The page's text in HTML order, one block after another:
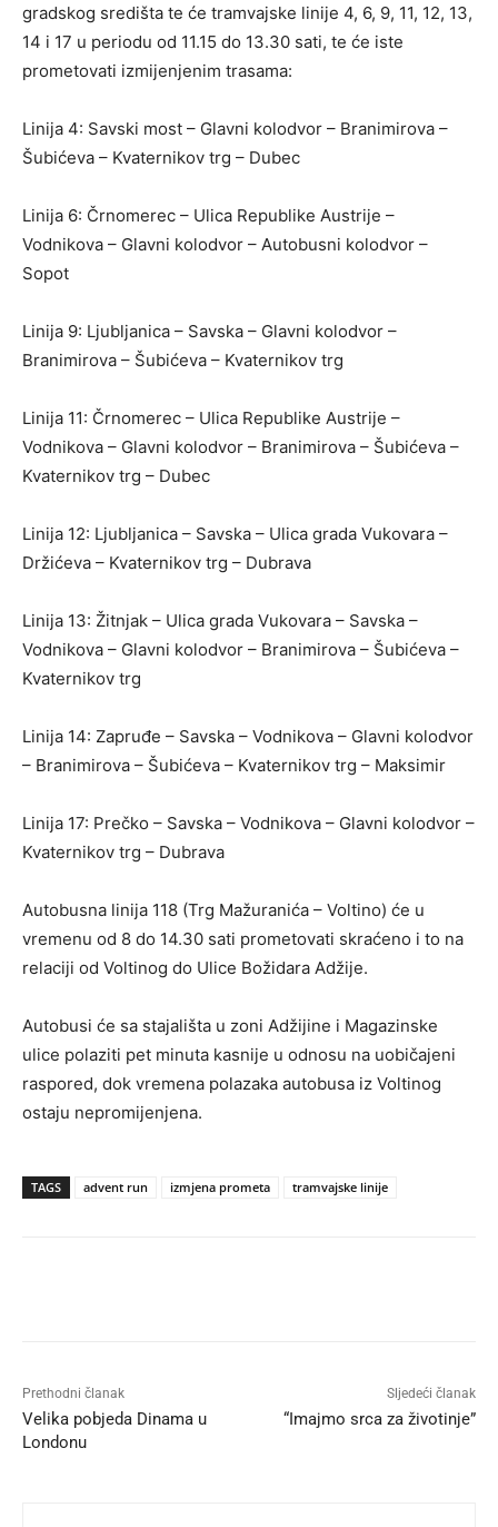
gradskog središta te će tramvajske linije 4, 6, 9, 11, 12, 13,
14 i 17 u periodu od 11.15 do 13.30 sati, te će iste
prometovati izmijenjenim trasama:
Linija 4: Savski most – Glavni kolodvor – Branimirova –
Šubićeva – Kvaternikov trg – Dubec
Linija 6: Črnomerec – Ulica Republike Austrije –
Vodnikova – Glavni kolodvor – Autobusni kolodvor –
Sopot
Linija 9: Ljubljanica – Savska – Glavni kolodvor –
Branimirova – Šubićeva – Kvaternikov trg
Linija 11: Črnomerec – Ulica Republike Austrije –
Vodnikova – Glavni kolodvor – Branimirova – Šubićeva –
Kvaternikov trg – Dubec
Linija 12: Ljubljanica – Savska – Ulica grada Vukovara –
Držićeva – Kvaternikov trg – Dubrava
Linija 13: Žitnjak – Ulica grada Vukovara – Savska –
Vodnikova – Glavni kolodvor – Branimirova – Šubićeva –
Kvaternikov trg
Linija 14: Zapruđe – Savska – Vodnikova – Glavni kolodvor
– Branimirova – Šubićeva – Kvaternikov trg – Maksimir
Linija 17: Prečko – Savska – Vodnikova – Glavni kolodvor –
Kvaternikov trg – Dubrava
Autobusna linija 118 (Trg Mažuranića – Voltino) će u
vremenu od 8 do 14.30 sati prometovati skraćeno i to na
relaciji od Voltinog do Ulice Božidara Adžije.
Autobusi će sa stajališta u zoni Adžijine i Magazinske
ulice polaziti pet minuta kasnije u odnosu na uobičajeni
raspored, dok vremena polazaka autobusa iz Voltinog
ostaju nepromijenjena.
TAGS advent run izmjena prometa tramvajske linije
Prethodni članak
Velika pobjeda Dinama u
Londonu
Sljedeći članak
“Imajmo srca za životinje”